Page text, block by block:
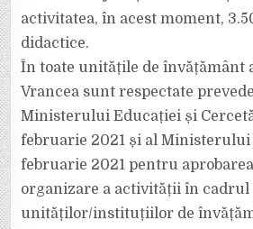
activitatea, în acest moment,
didactice.
În toate unitățile de învățământ
Vrancea sunt respectate
Ministerului Educației și
februarie 2021 și al Ministerului
februarie 2021 pentru
organizare a activității în cadrul
unităților/instituțiilor de